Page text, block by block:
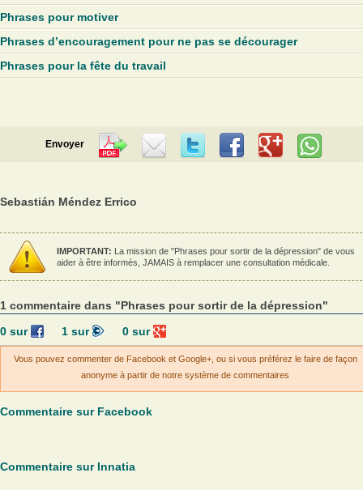
Phrases pour motiver
Phrases d’encouragement pour ne pas se décourager
Phrases pour la fête du travail
Envoyer
Sebastián Méndez Errico
IMPORTANT: La mission de "Phrases pour sortir de la dépression" de vous
aider à être informés, JAMAIS à remplacer une consultation médicale.
1 commentaire dans "Phrases pour sortir de la dépression"
0sur 1sur 0 sur
Vous pouvez commenter de Facebook et Google+, ou si vous préférez le faire de façon
anonyme à partir de notre système de commentaires
Commentaire sur Facebook
Commentaire sur Innatia